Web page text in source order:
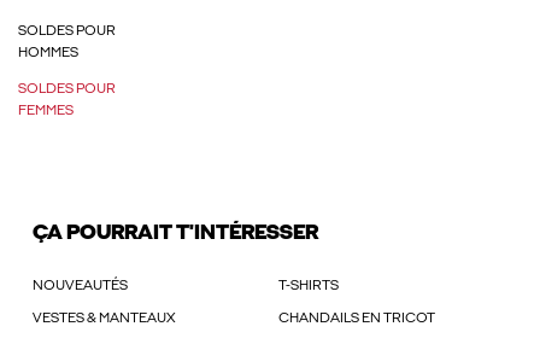
SOLDES POUR
HOMMES
SOLDES POUR
FEMMES
ÇA POURRAIT T'INTÉRESSER
NOUVEAUTÉS T-SHIRTS
VESTES & MANTEAUX CHANDAILS EN TRICOT